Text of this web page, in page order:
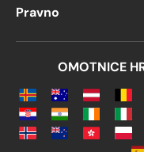
Pravno
OMOTNICE